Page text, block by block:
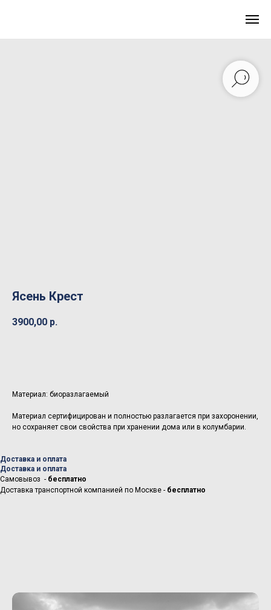
Ясень Крест
3900,00 р.
Материал: биоразлагаемый
Материал сертифицирован и полностью разлагается при захоронении,
но сохраняет свои свойства при хранении дома или в колумбарии.
Доставка и оплата
Доставка и оплата
Самовывоз - бесплатно
Доставка транспортной компанией по Москве - бесплатно